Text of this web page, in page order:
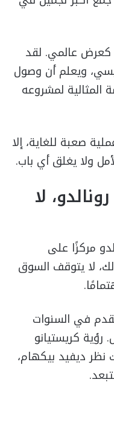
كعرض عالمي. لقد
ويعلم أن وصول
المثالية لمشروعه
صعبة للغاية، إلا
ولا يغلق أي باب.
لا
مركزًا على
لا يتوقف السوق
في السنوات
كريستيانو
نظر ديفيد بيكهام،